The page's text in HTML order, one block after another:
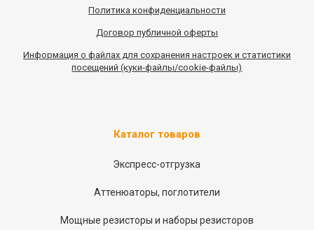
Политика конфиденциальности
Договор публичной оферты
Информация о файлах для сохранения настроек и статистики
посещений (куки-файлы/cookie-файлы)
Каталог товаров
Экспресс-отгрузка
Аттенюаторы, поглотители
Мощные резисторы и наборы резисторов